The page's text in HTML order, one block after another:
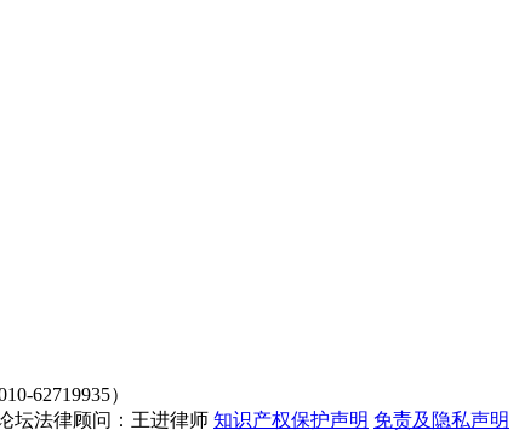
62719935）
坛法律顾问：王进律师 知识产权保护声明 免责及隐私声明